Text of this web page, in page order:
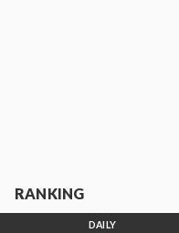
RANKING
DAILY